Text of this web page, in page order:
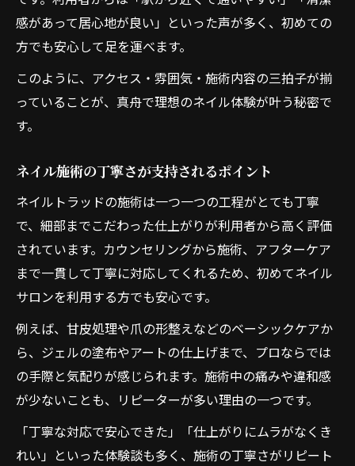
感があって居心地が良い」といった声が多く、初めての
方でも安心して足を運べます。
このように、アクセス・雰囲気・施術内容の三拍子が揃
っていることが、真舟で理想のネイル体験が叶う秘密で
す。
ネイル施術の丁寧さが支持されるポイント
ネイルトラッドの施術は一つ一つの工程がとても丁寧
で、細部までこだわった仕上がりが利用者から高く評価
されています。カウンセリングから施術、アフターケア
まで一貫して丁寧に対応してくれるため、初めてネイル
サロンを利用する方でも安心です。
例えば、甘皮処理や爪の形整えなどのベーシックケアか
ら、ジェルの塗布やアートの仕上げまで、プロならでは
の手際と気配りが感じられます。施術中の痛みや違和感
が少ないことも、リピーターが多い理由の一つです。
「丁寧な対応で安心できた」「仕上がりにムラがなくき
れい」といった体験談も多く、施術の丁寧さがリピート